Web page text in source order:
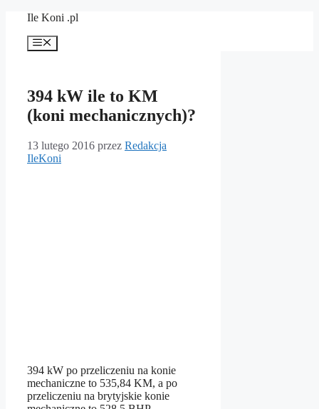
PrzejdźIle Koni .pl
Menu
394 kW ile to KM
(koni mechanicznych)?
13 lutego 2016 przez Redakcja
IleKoni
394 kW po przeliczeniu na konie
mechaniczne to 535,84 KM, a po
przeliczeniu na brytyjskie konie